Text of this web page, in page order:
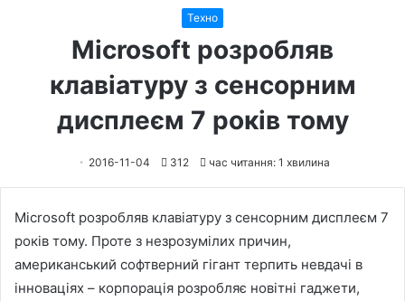
Техно
Microsoft розробляв
клавіатуру з сенсорним
дисплеєм 7 років тому
2016-11-04 312 час читання: 1 хвилина
Microsoft розробляв клавіатуру з сенсорним дисплеєм 7
років тому. Проте з незрозумілих причин,
американський софтверний гігант терпить невдачі в
інноваціях – корпорація розробляє новітні гаджети,